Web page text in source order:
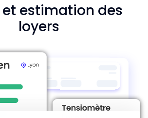
estimation des
loyers